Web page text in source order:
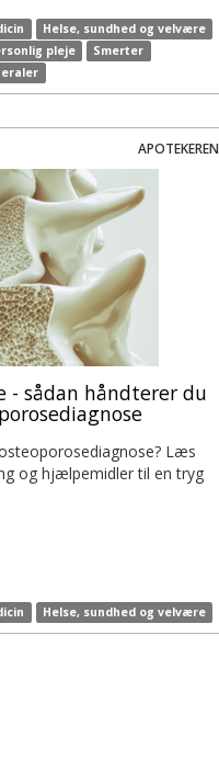
Helse, sundhed og velvære
pleje
Smerter
APOTEKEREN
- sådan håndterer du
Læs
og hjælpemidler til en tryg
Helse, sundhed og velvære